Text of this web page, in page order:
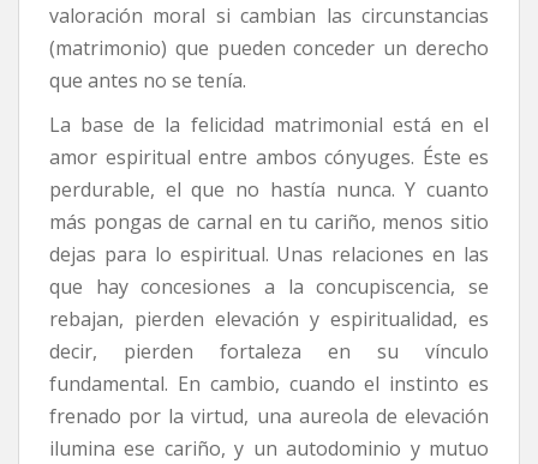
valoración moral si cambian las circunstancias
(matrimonio) que pueden conceder un derecho
que antes no se tenía.
La base de la felicidad matrimonial está en el
amor espiritual entre ambos cónyuges. Éste es
perdurable, el que no hastía nunca. Y cuanto
más pongas de carnal en tu cariño, menos sitio
dejas para lo espiritual. Unas relaciones en las
que hay concesiones a la concupiscencia, se
rebajan, pierden elevación y espiritualidad, es
decir, pierden fortaleza en su vínculo
fundamental. En cambio, cuando el instinto es
frenado por la virtud, una aureola de elevación
ilumina ese cariño, y un autodominio y mutuo